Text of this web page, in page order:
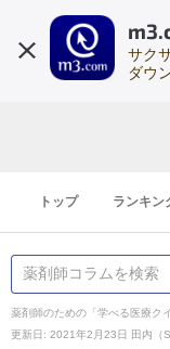
サク
ダウ
トップ ランキン
薬剤師のための「学べる医療クイ
更新日: 2021年2月23日
田内（